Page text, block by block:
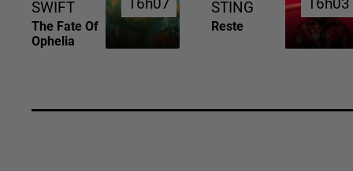
SWIFT
The Fate Of
Ophelia
16h07
16h07
STING
Reste
16h03
16h03